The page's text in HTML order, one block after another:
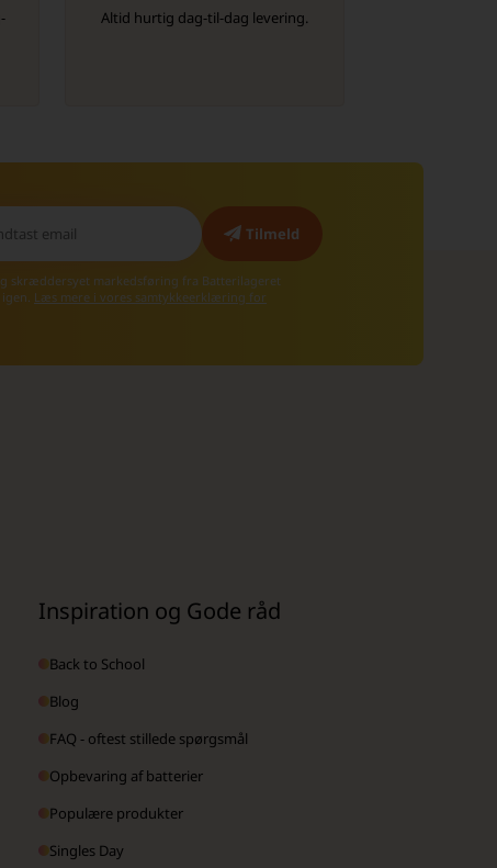
Altid hurtig dag-til-dag levering.
skræddersyet markedsføring fra Batterilageret
Læs mere i vores samtykkeerklæring for
Inspiration og Gode råd
Back to School
Blog
FAQ - oftest stillede spørgsmål
Opbevaring af batterier
Populære produkter
Singles Day